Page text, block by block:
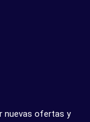
nuevas ofertas y